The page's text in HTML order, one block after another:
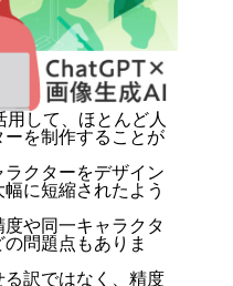
して、ほとんど人
を制作することが
クターをデザイン
に短縮されたよう
や同一キャラクタ
問題点もありま
訳ではなく、精度